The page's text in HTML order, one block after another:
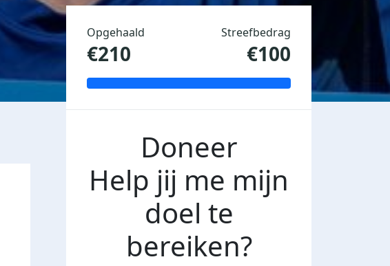
Opgehaald
€210
Streefbedrag
€100
Doneer
Help jij me mijn
doel te
bereiken?